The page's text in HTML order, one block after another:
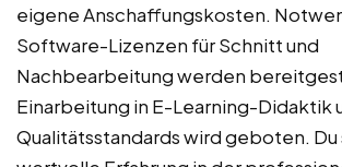
eigene Anschaffungskosten.
Software-Lizenzen für Schnitt und
Nachbearbeitung werden
Einarbeitung in E-Learning-Didaktik
Qualitätsstandards wird geboten.